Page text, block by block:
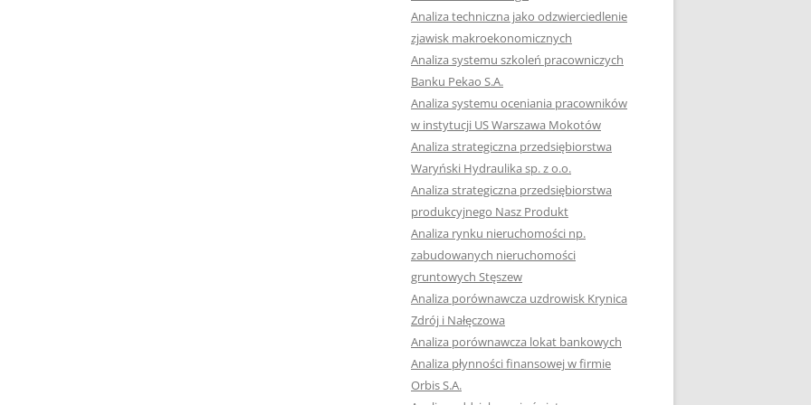
NAPISAĆ PRACĘ DYPLOMOWĄ
JAK PRZYGOTOWAĆ SIĘ DO
USTNEGO EGZAMINU
DYPLOMOWEGO?
HIPOTEZY W PRACACH
DYPLOMOWYCH
JAK PRZYGOTOWAĆ SIĘ DO
OBRONY PRACY DYPLOMOWEJ
Analiza techniczna jako odzwierciedlenie
zjawisk makroekonomicznych
Analiza systemu szkoleń pracowniczych
Banku Pekao S.A.
Analiza systemu oceniania pracowników
w instytucji US Warszawa Mokotów
Analiza strategiczna przedsiębiorstwa
Waryński Hydraulika sp. z o.o.
Analiza strategiczna przedsiębiorstwa
produkcyjnego Nasz Produkt
Analiza rynku nieruchomości np.
zabudowanych nieruchomości
gruntowych Stęszew
Analiza porównawcza uzdrowisk Krynica
Zdrój i Nałęczowa
Analiza porównawcza lokat bankowych
Analiza płynności finansowej w firmie
Orbis S.A.